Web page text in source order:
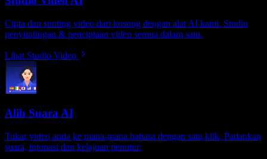
Cipta dan sunting video dari kosong dengan alat AI kami. Studio
penyuntingan & penciptaan video semua dalam satu.
Lihat Studio Video
Alih Suara AI
Tukar video anda ke mana-mana bahasa dengan satu klik. Padankan
suara, intonasi dan kelajuan penutur.